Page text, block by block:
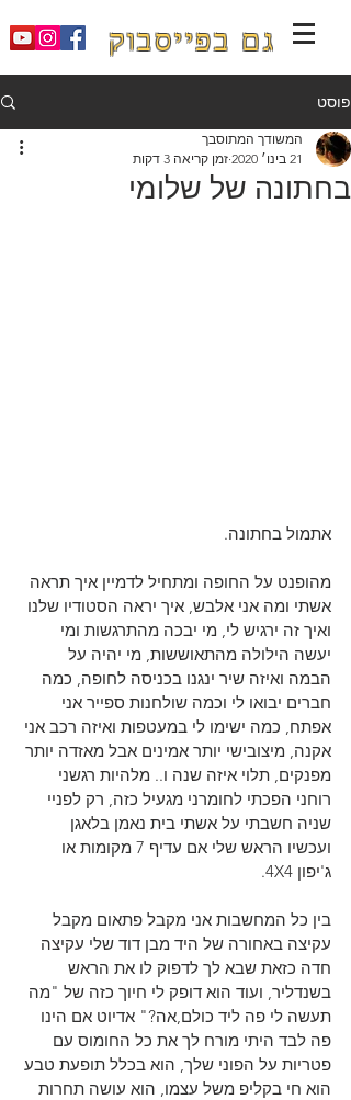
גם בפייסבוק
פוסט
בחתונה של שלומי
המשודך המתוסבך
21 בינו׳ 2020
זמן קריאה 3 דקות
אתמול בחתונה.
מהופנט על החופה ומתחיל לדמיין איך תראה
אשתי ומה אני אלבש, איך יראה הסטודיו שלנו
ואיך זה ירגיש לי, מי יבכה מהתרגשות ומי
יעשה הילולה מהתאוששות, מי יהיה על
הבמה ואיזה שיר ינגנו בכניסה לחופה, כמה
חברים יבואו לי וכמה שולחנות ספייר אני
אפתח, כמה ישימו לי במעטפות ואיזה רכב אני
אקנה, מיצובישי יותר אמינים אבל מאזדה יותר
מפנקים, תלוי איזה שנה ו.. מלהיות רגשני
רוחני הפכתי לחומרני מגעיל כזה, רק לפניי
שניה חשבתי על אשתי בית נאמן בלאגן
ועכשיו הראש שלי אם עדיף 7 מקומות או
ג'יפון 4X4.
בין כל המחשבות אני מקבל פתאום מקבל
עקיצה באחורה של היד מבן דוד שלי עקיצה
חדה כזאת שבא לך לדפוק לו את הראש
בשנדליר, ועוד הוא דופק לי חיוך כזה של "מה
תעשה לי פה ליד כולם,אה?" אדיוט אם הינו
פה לבד היתי מורח לך את כל החומוס עם
פטריות על הפוני שלך, הוא בכלל תופעת טבע
הוא חי בקליפ משל עצמו, הוא עושה תחרות